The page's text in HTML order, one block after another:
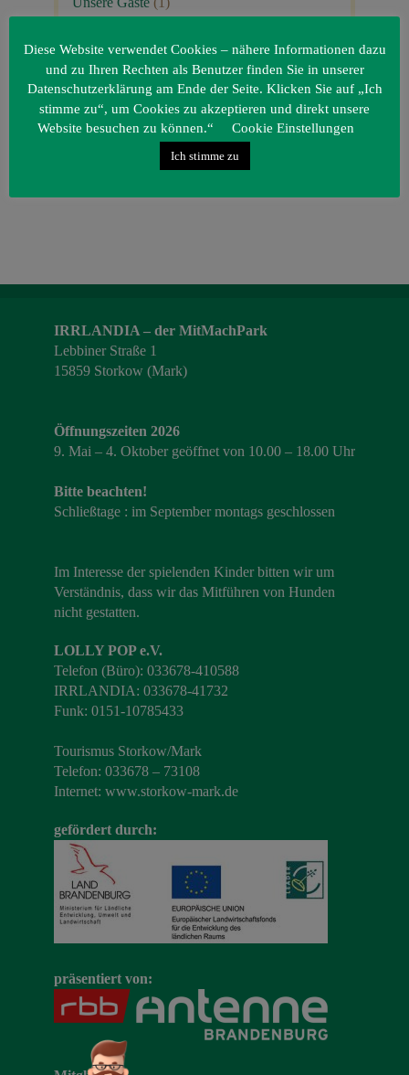
IRRLANDIA – der MitMachPark
Lebbiner Straße 1
15859 Storkow (Mark)
Öffnungszeiten 2026
9. Mai – 4. Oktober geöffnet von 10.00 – 18.00 Uhr
Bitte beachten!
Schließtage : im September montags geschlossen
Im Interesse der spielenden Kinder bitten wir um
Verständnis, dass wir das Mitführen von Hunden
nicht gestatten.
LOLLY POP e.V.
Telefon (Büro): 033678-410588
IRRLANDIA: 033678-41732
Funk: 0151-10785433
Tourismus Storkow/Mark
Telefon: 033678 – 73108
Internet: www.storkow-mark.de
gefördert durch:
präsentiert von:
Diese Website verwendet Cookies – nähere Informationen dazu
und zu Ihren Rechten als Benutzer finden Sie in unserer
Datenschutzerklärung am Ende der Seite. Klicken Sie auf „Ich
stimme zu“, um Cookies zu akzeptieren und direkt unsere
Website besuchen zu können.“
Cookie Einstellungen
Ich stimme zu